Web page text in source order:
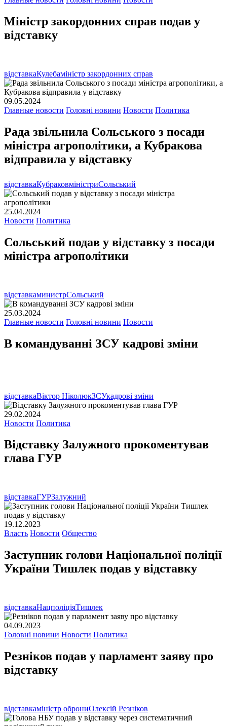
Міністр закордонних справ подав у
відставку
відставкаКулебаміністр закордонних справ
09.05.2024
Главные новости Головні новини Новости Политика
Рада звільнила Сольського з посади
міністра агрополітики, а Кубракова
відправила у відставку
відставкаКубраковміністриСольський
25.04.2024
Новости Политика
Сольський подав у відставку з посади
міністра агрополітики
відставкаминистрСольський
25.03.2024
Главные новости Головні новини Новости
В командуванні ЗСУ кадрові зміни
відставкаВіктор НіколюкЗСУкадрові зміни
29.02.2024
Новости Политика
Відставку Залужного прокоментував
глава ГУР
відставкаГУРЗалужний
19.12.2023
Власть Новости Общество
Заступник голови Національної поліції
України Тишлек подав у відставку
відставкаНацполіціяТишлек
04.09.2023
Головні новини Новости Политика
Резніков подав у парламент заяву про
відставку
відставкаміністр оброниОлексій Резніков